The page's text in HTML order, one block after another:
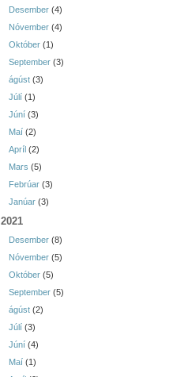
Desember (4)
Nóvember (4)
Október (1)
September (3)
ágúst (3)
Júlí (1)
Júní (3)
Maí (2)
Apríl (2)
Mars (5)
Febrúar (3)
Janúar (3)
2021
Desember (8)
Nóvember (5)
Október (5)
September (5)
ágúst (2)
Júlí (3)
Júní (4)
Maí (1)